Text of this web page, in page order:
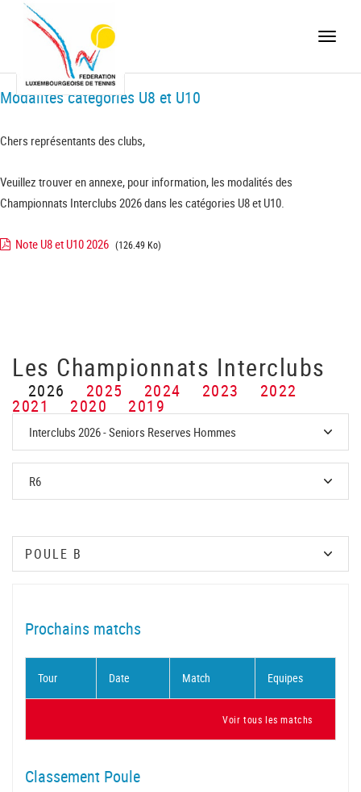
Toggle
Modalités catégories U8 et U10
Chers représentants des clubs,
Veuillez trouver en annexe, pour information, les modalités des
Championnats Interclubs 2026 dans les catégories U8 et U10.
Note U8 et U10 2026 (126.49 Ko)
Les Championnats Interclubs
2026 2025 2024 2023 2022
2021 2020 2019
Prochains matchs
Tour Date Match Equipes
Voir tous les matchs
Classement Poule